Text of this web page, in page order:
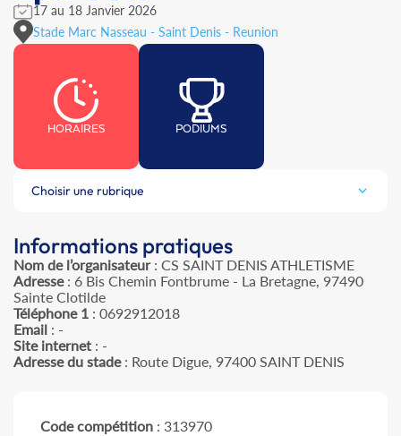
17 au 18 Janvier 2026
Stade Marc Nasseau - Saint Denis - Reunion
HORAIRES PODIUMS
Choisir une rubrique
Informations pratiques
Nom de l’organisateur: CS SAINT DENIS ATHLETISME
Adresse: 6 Bis Chemin Fontbrume - La Bretagne, 97490
Sainte Clotilde
Téléphone 1 : 0692912018
Email : -
Site internet : -
Adresse du stade: Route Digue, 97400 SAINT DENIS
Code compétition : 313970